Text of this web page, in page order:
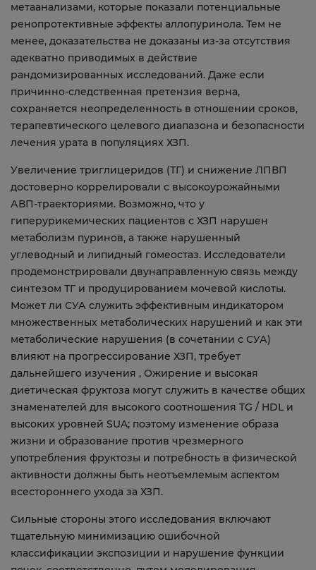
метаанализами, которые показали потенциальные
ренопротективные эффекты аллопуринола. Тем не
менее, доказательства не доказаны из-за отсутствия
адекватно приводимых в действие
рандомизированных исследований. Даже если
причинно-следственная претензия верна,
сохраняется неопределенность в отношении сроков,
терапевтического целевого диапазона и безопасности
лечения урата в популяциях ХЗП.
Увеличение триглицеридов (ТГ) и снижение ЛПВП
достоверно коррелировали с высокоурожайными
АВП-траекториями. Возможно, что у
гиперурикемических пациентов с ХЗП нарушен
метаболизм пуринов, а также нарушенный
углеводный и липидный гомеостаз. Исследователи
продемонстрировали двунаправленную связь между
синтезом ТГ и продуцированием мочевой кислоты.
Может ли СУА служить эффективным индикатором
множественных метаболических нарушений и как эти
метаболические нарушения (в сочетании с СУА)
влияют на прогрессирование ХЗП, требует
дальнейшего изучения , Ожирение и высокая
диетическая фруктоза могут служить в качестве общих
знаменателей для высокого соотношения TG / HDL и
высоких уровней SUA; поэтому изменение образа
жизни и образование против чрезмерного
употребления фруктозы и потребность в физической
активности должны быть неотъемлемым аспектом
всестороннего ухода за ХЗП.
Сильные стороны этого исследования включают
тщательную минимизацию ошибочной
классификации экспозиции и нарушение функции